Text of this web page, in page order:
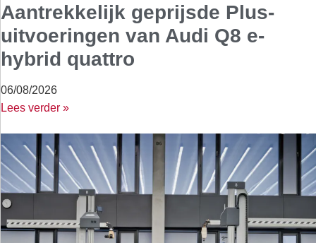
Aantrekkelijk geprijsde Plus-
uitvoeringen van Audi Q8 e-
hybrid quattro
06/08/2026
Lees verder »